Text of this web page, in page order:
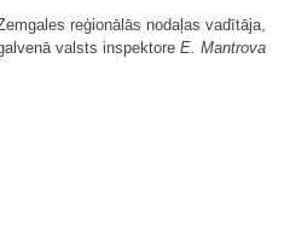
reģionālās nodaļas vadītāja,
valsts inspektore E. Mantrova